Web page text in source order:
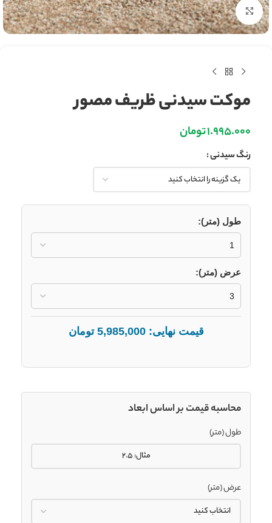
بزرگنمایی تصویر
موکت سیدنی ظریف مصور
1.995.000تومان
رنگ سیدنی
طول (متر):
عرض (متر):
قیمت نهایی:5,985,000 تومان
محاسبه قیمت بر اساس ابعاد
طول (متر)
عرض (متر)